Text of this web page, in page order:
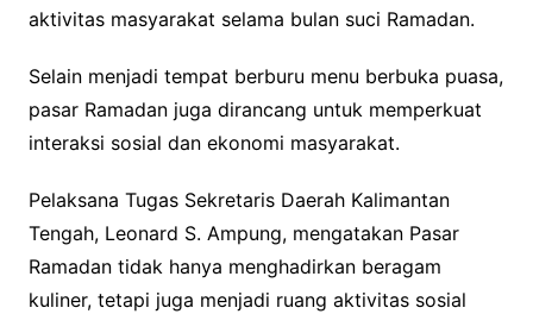
aktivitas masyarakat selama bulan suci Ramadan.
Selain menjadi tempat berburu menu berbuka puasa,
pasar Ramadan juga dirancang untuk memperkuat
interaksi sosial dan ekonomi masyarakat.
Pelaksana Tugas Sekretaris Daerah Kalimantan
Tengah, Leonard S. Ampung, mengatakan Pasar
Ramadan tidak hanya menghadirkan beragam
kuliner, tetapi juga menjadi ruang aktivitas sosial